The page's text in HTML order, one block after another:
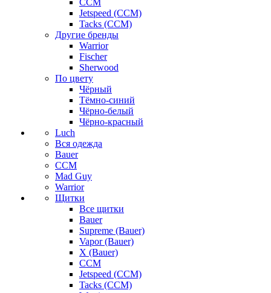
CCM
Jetspeed (CCM)
Tacks (CCM)
Другие бренды
Warrior
Fischer
Sherwood
По цвету
Чёрный
Тёмно-синий
Чёрно-белый
Чёрно-красный
Luch
Вся одежда
Bauer
CCM
Mad Guy
Warrior
Щитки
Все щитки
Bauer
Supreme (Bauer)
Vapor (Bauer)
X (Bauer)
CCM
Jetspeed (CCM)
Tacks (CCM)